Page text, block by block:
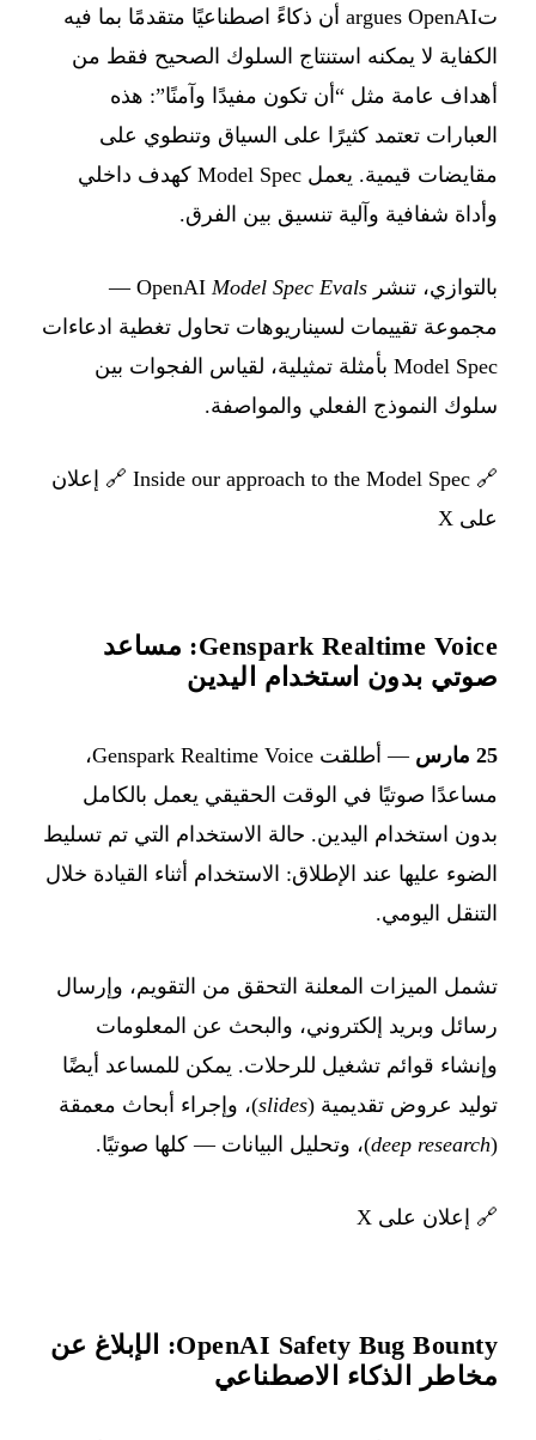
تargues OpenAI أن ذكاءً اصطناعيًا متقدمًا بما فيه
الكفاية لا يمكنه استنتاج السلوك الصحيح فقط من
أهداف عامة مثل “أن تكون مفيدًا وآمنًا”: هذه
العبارات تعتمد كثيرًا على السياق وتنطوي على
مقايضات قيمية. يعمل Model Spec كهدف داخلي
وأداة شفافية وآلية تنسيق بين الفرق.
بالتوازي، تنشر OpenAI Model Spec Evals
—
مجموعة تقييمات لسيناريوهات تحاول تغطية ادعاءات
Model Spec بأمثلة تمثيلية، لقياس الفجوات بين
سلوك النموذج الفعلي والمواصفة.
🔗
Inside our approach to the Model Spec
🔗 إعلان
على X
Genspark Realtime Voice: مساعد
صوتي بدون استخدام اليدين
25 مارس
— أطلقت Genspark Realtime Voice،
مساعدًا صوتيًا في الوقت الحقيقي يعمل بالكامل
بدون استخدام اليدين. حالة الاستخدام التي تم تسليط
الضوء عليها عند الإطلاق: الاستخدام أثناء القيادة خلال
التنقل اليومي.
تشمل الميزات المعلنة التحقق من التقويم، وإرسال
رسائل وبريد إلكتروني، والبحث عن المعلومات
وإنشاء قوائم تشغيل للرحلات. يمكن للمساعد أيضًا
توليد عروض تقديمية (slides)، وإجراء أبحاث معمقة
(
deep research)، وتحليل البيانات — كلها صوتيًا.
🔗 إعلان على X
OpenAI Safety Bug Bounty: الإبلاغ عن
مخاطر الذكاء الاصطناعي